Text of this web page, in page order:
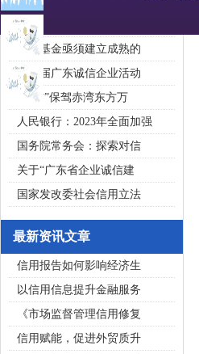
2020广东省守合同重信用企
私募基金亟须建立成熟的
第五届广东诚信企业活动
“诚信”保驾赤湾东方万
人民银行：2023年全面加强
国务院常务会：探索对信
关于“广东省企业诚信建
国家发改委社会信用立法
最新资讯文章
信用报告如何影响经济生
以信用信息提升金融服务
《市场监督管理信用修复
信用赋能，促进外贸质升